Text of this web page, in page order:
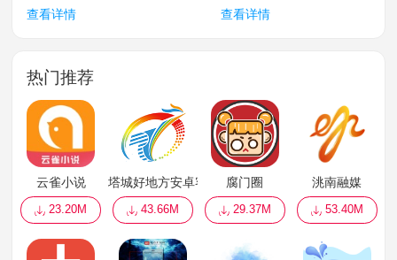
查看详情 查看详情
热门推荐
云雀小说
23.20M
塔城好地方安卓客户端
43.66M
腐门圈
29.37M
洮南融媒
53.40M